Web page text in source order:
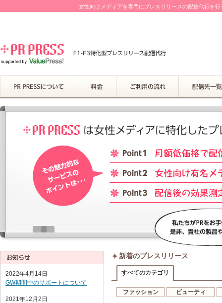
女性向けメディアを専門にプレスリリースの配信代行を
新着のプレスリリース
すべてのカテゴリ
ファッション ビューティ
2022年4月14日
GW期間中のサポートについて
2021年12月2日